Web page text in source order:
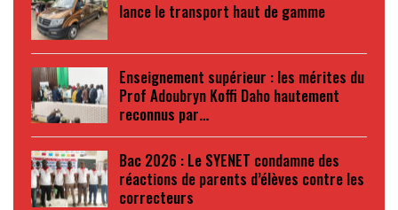
lance le transport haut de gamme
Enseignement supérieur : les mérites du
Prof Adoubryn Koffi Daho hautement
reconnus par…
Bac 2026 : Le SYENET condamne des
réactions de parents d’élèves contre les
correcteurs